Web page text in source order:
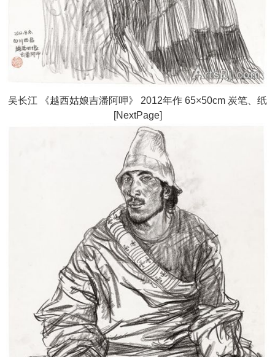
吴长江 《越西姑娘吉潘阿呷》 2012年作 65×50cm 炭笔、纸
[NextPage]